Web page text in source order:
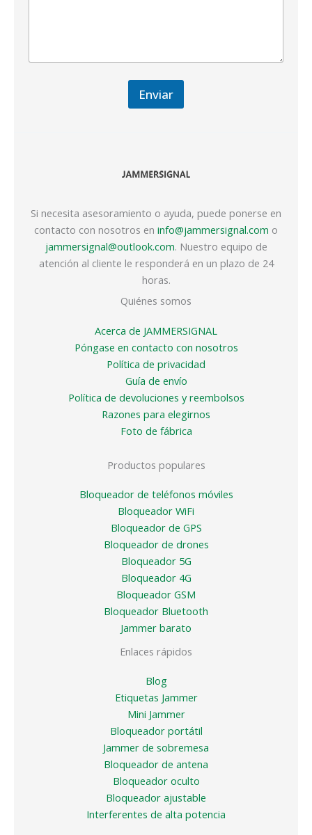
Enviar
Si necesita asesoramiento o ayuda, puede ponerse en
contacto con nosotros en info@jammersignal.com o
jammersignal@outlook.com. Nuestro equipo de
atención al cliente le responderá en un plazo de 24
horas.
Quiénes somos
Acerca de JAMMERSIGNAL
Póngase en contacto con nosotros
Política de privacidad
Guía de envío
Política de devoluciones y reembolsos
Razones para elegirnos
Foto de fábrica
Productos populares
Bloqueador de teléfonos móviles
Bloqueador WiFi
Bloqueador de GPS
Bloqueador de drones
Bloqueador 5G
Bloqueador 4G
Bloqueador GSM
Bloqueador Bluetooth
Jammer barato
Enlaces rápidos
Blog
Etiquetas Jammer
Mini Jammer
Bloqueador portátil
Jammer de sobremesa
Bloqueador de antena
Bloqueador oculto
Bloqueador ajustable
Interferentes de alta potencia